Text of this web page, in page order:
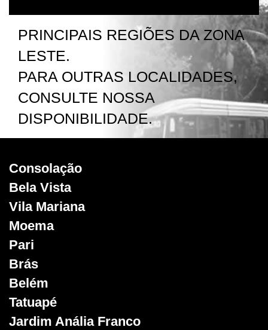
PRINCIPAIS REGIÕES DA ZONA
LESTE.
PARA OUTRAS LOCALIDADES,
CONSULTE NOSSA
DISPONIBILIDADE.
Consolação
Bela Vista
Vila Mariana
Moema
Pari
Brás
Belém
Tatuapé
Jardim Anália Franco